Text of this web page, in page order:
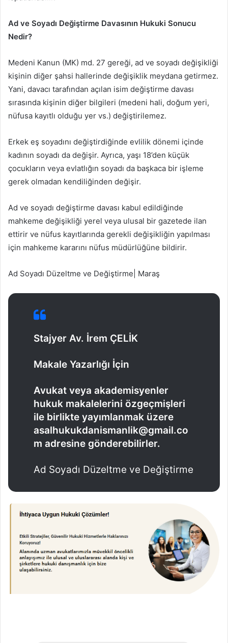
Ad ve Soyadı Değiştirme Davasının Hukuki Sonucu
Nedir?
Medeni Kanun (MK) md. 27 gereği, ad ve soyadı değişikliği
kişinin diğer şahsi hallerinde değişiklik meydana getirmez.
Yani, davacı tarafından açılan isim değiştirme davası
sırasında kişinin diğer bilgileri (medeni hali, doğum yeri,
nüfusa kayıtlı olduğu yer vs.) değiştirilemez.
Erkek eş soyadını değiştirdiğinde evlilik dönemi içinde
kadının soyadı da değişir. Ayrıca, yaşı 18’den küçük
çocukların veya evlatlığın soyadı da başkaca bir işleme
gerek olmadan kendiliğinden değişir.
Ad ve soyadı değiştirme davası kabul edildiğinde
mahkeme değişikliği yerel veya ulusal bir gazetede ilan
ettirir ve nüfus kayıtlarında gerekli değişikliğin yapılması
için mahkeme kararını nüfus müdürlüğüne bildirir.
Ad Soyadı Düzeltme ve Değiştirme| Maraş
Stajyer Av. İrem ÇELİK
Makale Yazarlığı İçin
Avukat veya akademisyenler
hukuk makalelerini özgeçmişleri
ile birlikte yayımlanmak üzere
asalhukukdanismanlik@gmail.co
m adresine gönderebilirler.
Ad Soyadı Düzeltme ve Değiştirme